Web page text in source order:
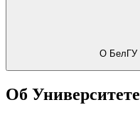
О БелГУ
Об Университете